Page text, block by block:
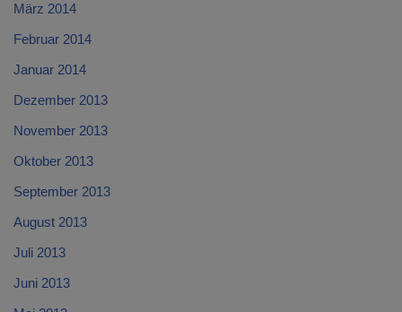
März 2014
Februar 2014
Januar 2014
Dezember 2013
November 2013
Oktober 2013
September 2013
August 2013
Juli 2013
Juni 2013